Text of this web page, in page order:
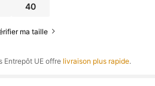
40
ma taille
Entrepôt UE offre livraison plus rapide.